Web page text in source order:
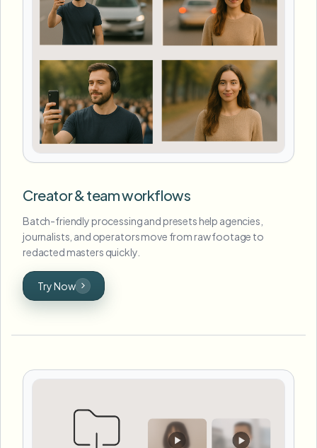
Creator & team workflows
Batch-friendly processing and presets help agencies,
journalists, and operators move from raw footage to
redacted masters quickly.
Try Now